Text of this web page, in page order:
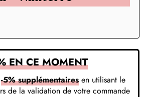
EN CE MOMENT
-5% supplémentairesen utilisant le
de la validation de votre commande